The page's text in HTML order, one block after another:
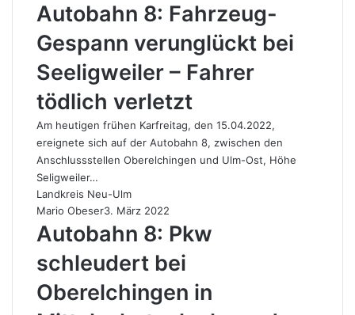
Autobahn 8: Fahrzeug-
Gespann verunglückt bei
Seeligweiler – Fahrer
tödlich verletzt
Am heutigen frühen Karfreitag, den 15.04.2022,
ereignete sich auf der Autobahn 8, zwischen den
Anschlussstellen Oberelchingen und Ulm-Ost, Höhe
Seligweiler…
Landkreis Neu-Ulm
Mario Obeser3. März 2022
Autobahn 8: Pkw
schleudert bei
Oberelchingen in